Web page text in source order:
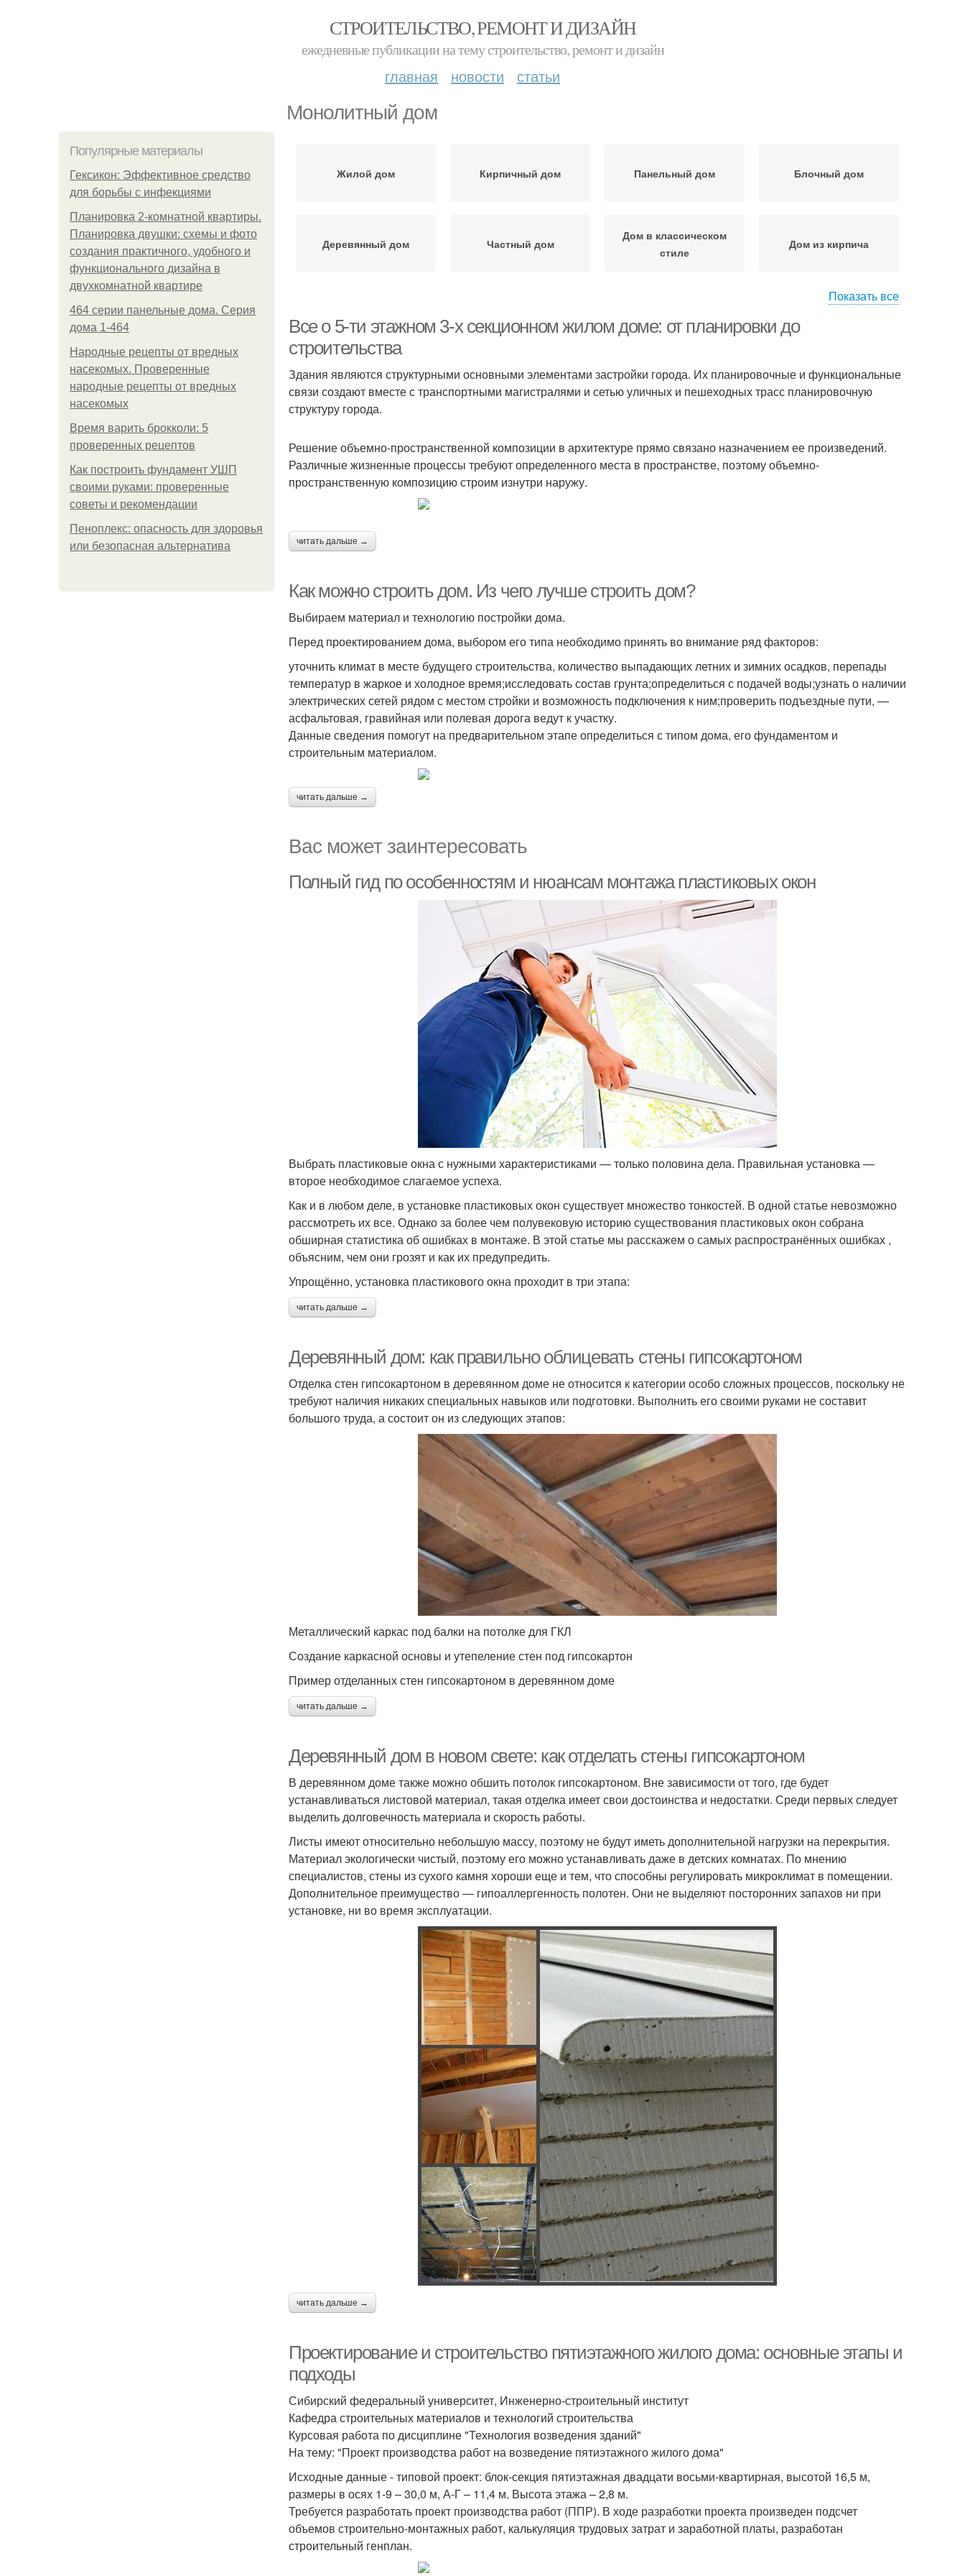
СТРОИТЕЛЬСТВО, РЕМОНТ И ДИЗАЙН
ежедневные публикации на тему строительство, ремонт и дизайн
главная новости статьи
Монолитный дом
Популярные материалы
Гексикон: Эффективное средство
для борьбы с инфекциями
Планировка 2-комнатной квартиры.
Планировка двушки: схемы и фото
создания практичного, удобного и
функционального дизайна в
двухкомнатной квартире
464 серии панельные дома. Серия
дома 1-464
Народные рецепты от вредных
насекомых. Проверенные
народные рецепты от вредных
насекомых
Время варить брокколи: 5
проверенных рецептов
Как построить фундамент УШП
своими руками: проверенные
советы и рекомендации
Пеноплекс: опасность для здоровья
или безопасная альтернатива
Жилой дом Кирпичный дом Панельный дом Блочный дом
Деревянный дом Частный дом
Дом в классическом
стиле
Дом из кирпича
Показать все
Все о 5-ти этажном 3-х секционном жилом доме: от планировки до
строительства
Здания являются структурными основными элементами застройки города. Их планировочные и функциональные
связи создают вместе с транспортными магистралями и сетью уличных и пешеходных трасс планировочную
структуру города.
Решение объемно-пространственной композиции в архитектуре прямо связано назначением ее произведений.
Различные жизненные процессы требуют определенного места в пространстве, поэтому объемно-
пространственную композицию строим изнутри наружу.
читать дальше →
Как можно строить дом. Из чего лучше строить дом?
Выбираем материал и технологию постройки дома.
Перед проектированием дома, выбором его типа необходимо принять во внимание ряд факторов:
уточнить климат в месте будущего строительства, количество выпадающих летних и зимних осадков, перепады
температур в жаркое и холодное время;исследовать состав грунта;определиться с подачей воды;узнать о наличии
электрических сетей рядом с местом стройки и возможность подключения к ним;проверить подъездные пути, —
асфальтовая, гравийная или полевая дорога ведут к участку.
Данные сведения помогут на предварительном этапе определиться с типом дома, его фундаментом и
строительным материалом.
читать дальше →
Вас может заинтересовать
Полный гид по особенностям и нюансам монтажа пластиковых окон
Выбрать пластиковые окна с нужными характеристиками — только половина дела. Правильная установка —
второе необходимое слагаемое успеха.
Как и в любом деле, в установке пластиковых окон существует множество тонкостей. В одной статье невозможно
рассмотреть их все. Однако за более чем полувековую историю существования пластиковых окон собрана
обширная статистика об ошибках в монтаже. В этой статье мы расскажем о самых распространённых ошибках ,
объясним, чем они грозят и как их предупредить.
Упрощённо, установка пластикового окна проходит в три этапа:
читать дальше →
Деревянный дом: как правильно облицевать стены гипсокартоном
Отделка стен гипсокартоном в деревянном доме не относится к категории особо сложных процессов, поскольку не
требуют наличия никаких специальных навыков или подготовки. Выполнить его своими руками не составит
большого труда, а состоит он из следующих этапов:
Металлический каркас под балки на потолке для ГКЛ
Создание каркасной основы и утепеление стен под гипсокартон
Пример отделанных стен гипсокартоном в деревянном доме
читать дальше →
Деревянный дом в новом свете: как отделать стены гипсокартоном
В деревянном доме также можно обшить потолок гипсокартоном. Вне зависимости от того, где будет
устанавливаться листовой материал, такая отделка имеет свои достоинства и недостатки. Среди первых следует
выделить долговечность материала и скорость работы.
Листы имеют относительно небольшую массу, поэтому не будут иметь дополнительной нагрузки на перекрытия.
Материал экологически чистый, поэтому его можно устанавливать даже в детских комнатах. По мнению
специалистов, стены из сухого камня хороши еще и тем, что способны регулировать микроклимат в помещении.
Дополнительное преимущество — гипоаллергенность полотен. Они не выделяют посторонних запахов ни при
установке, ни во время эксплуатации.
читать дальше →
Проектирование и строительство пятиэтажного жилого дома: основные этапы и
подходы
Сибирский федеральный университет, Инженерно-строительный институт
Кафедра строительных материалов и технологий строительства
Курсовая работа по дисциплине "Технология возведения зданий"
На тему: "Проект производства работ на возведение пятиэтажного жилого дома"
Исходные данные - типовой проект: блок-секция пятиэтажная двадцати восьми-квартирная, высотой 16,5 м,
размеры в осях 1-9 – 30,0 м, А-Г – 11,4 м. Высота этажа – 2,8 м.
Требуется разработать проект производства работ (ППР). В ходе разработки проекта произведен подсчет
объемов строительно-монтажных работ, калькуляция трудовых затрат и заработной платы, разработан
строительный генплан.